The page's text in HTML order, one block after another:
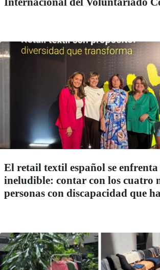
El retail textil español se
ineludible: contar con los cuatro
personas con discapacidad que